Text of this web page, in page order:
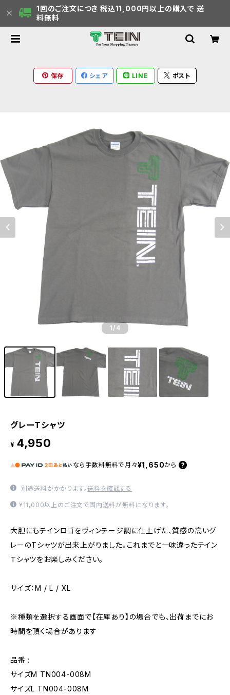
1回のご注文につき 税込11,000円以上の購入で 送
料無料
保存 シェア LINE ポスト
1 /4
グレーTシャツ
¥ 4,950
なら 手数料無料で 月々¥1,650から
別途送料がかかります。送料を確認する
¥11,000以上のご注文で国内送料が無料になります。
大胆にもテインロゴをヴィンテージ調に仕上げた、質感の高いグ
レーのTシャツが出来上がりました。これまでと一味違ったテイン
Ｔシャツをお楽しみください。
サイズ：M / L / XL
※種類を選択する画面で【在庫あり】の場合でも、出荷までにお
時間を頂く場合があります
品番 :
サイズM TN004-008M
サイズL TN004-008M